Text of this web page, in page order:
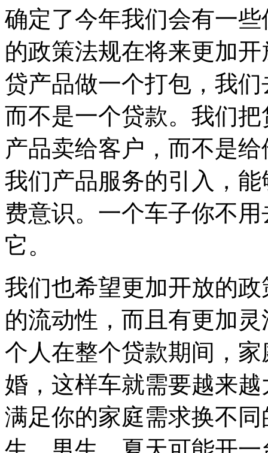
确定了今年我们会有一
的政策法规在将来更加
贷产品做一个打包，我
而不是一个贷款。我们
产品卖给客户，而不是
我们产品服务的引入，
费意识。一个车子你不
它。
我们也希望更加开放的
的流动性，而且有更加
个人在整个贷款期间，
婚，这样车就需要越来
满足你的家庭需求换不